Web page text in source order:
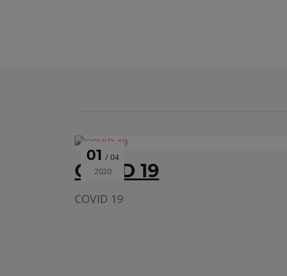
01 04
2020
COVID 19
COVID 19